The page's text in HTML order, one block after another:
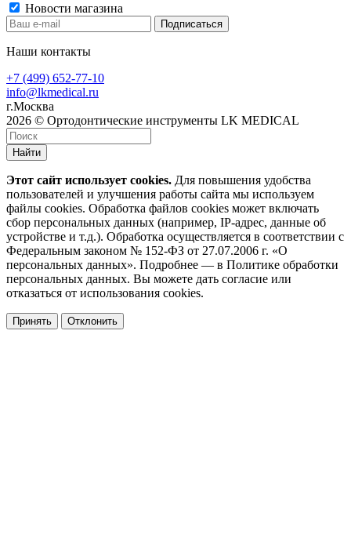
Новости магазина
Наши контакты
+7 (499) 652-77-10
info@lkmedical.ru
г.Москва
2026 © Ортодонтические инструменты LK MEDICAL
Найти
Этот сайт использует cookies. Для повышения удобства
пользователей и улучшения работы сайта мы используем
файлы cookies. Обработка файлов cookies может включать
сбор персональных данных (например, IP-адрес, данные об
устройстве и т.д.). Обработка осуществляется в соответствии с
Федеральным законом № 152-ФЗ от 27.07.2006 г. «О
персональных данных». Подробнее — в Политике обработки
персональных данных. Вы можете дать согласие или
отказаться от использования cookies.
Принять Отклонить